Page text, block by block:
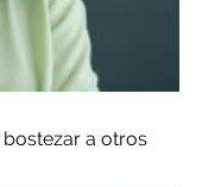
a otros